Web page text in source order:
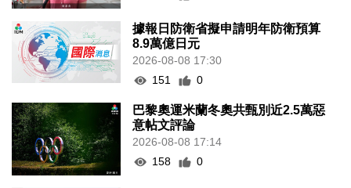
據報日防衛省擬申請明年防衛預算
8.9萬億日元
2026-08-08 17:30
151
0
巴黎奧運米蘭冬奧共甄別近2.5萬惡
意帖文評論
2026-08-08 17:14
158
0